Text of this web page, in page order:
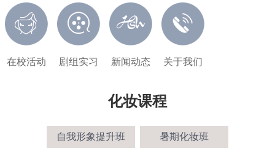
在校活动 剧组实习 新闻动态 关于我们
化妆课程
自我形象提升班 暑期化妆班